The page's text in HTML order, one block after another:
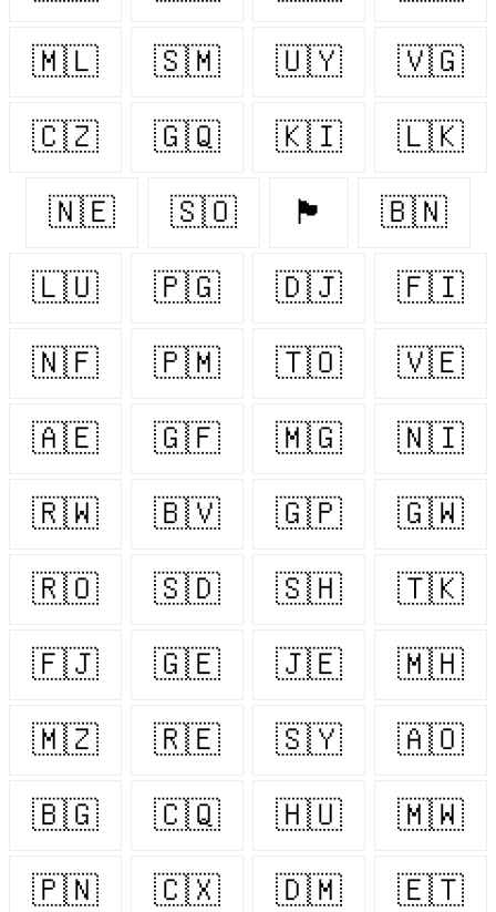
🇲🇱 🇸🇲 🇺🇾 🇻🇬
🇨🇿 🇬🇶 🇰🇮 🇱🇰
🇳🇪 🇸🇴 🏴󠁧󠁢󠁷󠁬󠁳󠁿 🇧🇳
🇱🇺 🇵🇬 🇩🇯 🇫🇮
🇳🇫 🇵🇲 🇹🇴 🇻🇪
🇦🇪 🇬🇫 🇲🇬 🇳🇮
🇷🇼 🇧🇻 🇬🇵 🇬🇼
🇷🇴 🇸🇩 🇸🇭 🇹🇰
🇫🇯 🇬🇪 🇯🇪 🇲🇭
🇲🇿 🇷🇪 🇸🇾 🇦🇴
🇧🇬 🇨🇶 🇭🇺 🇲🇼
🇵🇳 🇨🇽 🇩🇲 🇪🇹